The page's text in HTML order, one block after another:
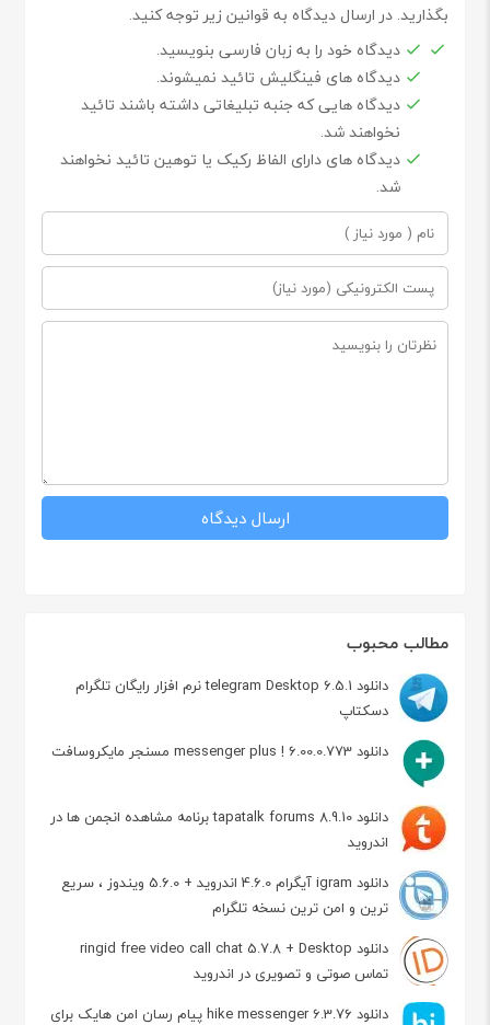
مطالب محبوب
دانلود telegram Desktop 6.5.1 نرم افزار رایگان تلگرام
دسکتاپ
دانلود messenger plus ! 6.00.0.773 مسنجر مایکروسافت
دانلود tapatalk forums 8.9.10 برنامه مشاهده انجمن ها در
اندروید
دانلود igram آیگرام 4.6.0 اندروید + 5.6.0 ویندوز ، سریع
ترین و امن ترین نسخه تلگرام
دانلود ringid free video call chat 5.7.8 + Desktop
تماس صوتی و تصویری در اندروید
دانلود hike messenger 6.3.76 پیام‌ رسان‌ امن هایک برای
بگذارید. در ارسال دیدگاه به قوانین زیر توجه کنید.
دیدگاه خود را به زبان فارسی بنویسید.
دیدگاه های فینگلیش تائید نمیشوند.
دیدگاه هایی که جنبه تبلیغاتی داشته باشند تائید
نخواهند شد.
دیدگاه های دارای الفاظ رکیک یا توهین تائید نخواهند
شد.